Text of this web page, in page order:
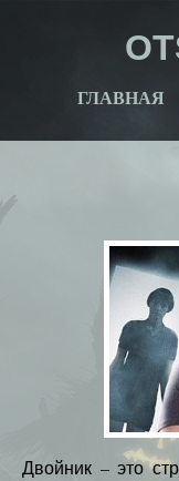
ГЛАВНАЯ
Двойник – это